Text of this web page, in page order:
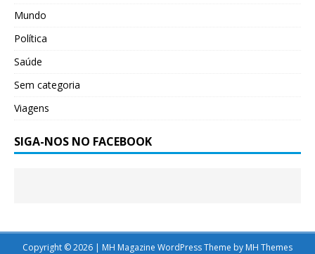
Mundo
Política
Saúde
Sem categoria
Viagens
SIGA-NOS NO FACEBOOK
Copyright © 2026 | MH Magazine WordPress Theme by MH Themes